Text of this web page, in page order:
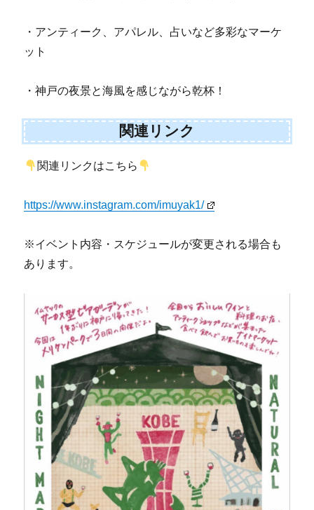
・アンティーク、アパレル、占いなど多彩なマーケ
ット
・神戸の夜景と海風を感じながら乾杯！
関連リンク
関連リンクはこちら
https://www.instagram.com/imuyak1/
※イベント内容・スケジュールが変更される場合も
あります。